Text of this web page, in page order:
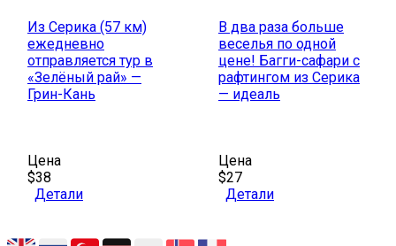
Из Серика (57 км)
ежедневно
отправляется тур в
«Зелёный рай» —
Грин-Кань
Цена
$38
Детали
В два раза больше
веселья по одной
цене! Багги-сафари с
рафтингом из Серика
— идеаль
Цена
$27
Детали